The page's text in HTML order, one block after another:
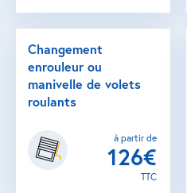
Changement
enrouleur ou
manivelle de volets
roulants
à partir de
126€
TTC